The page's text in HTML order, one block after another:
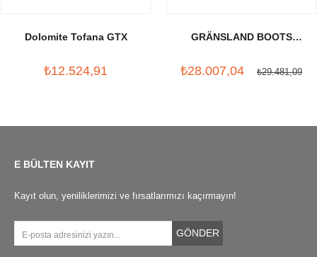
Dolomite Tofana GTX
₺12.524,91
GRÄNSLAND BOOTS
₺28.007,04 ₺29.481,09
E BÜLTEN KAYIT
Kayıt olun, yeniliklerimizi ve fırsatlarımızı kaçırmayın!
GÖNDER